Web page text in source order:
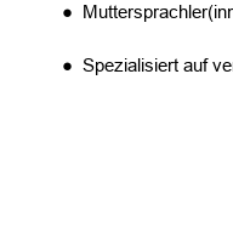
●
● Spezialisiert auf